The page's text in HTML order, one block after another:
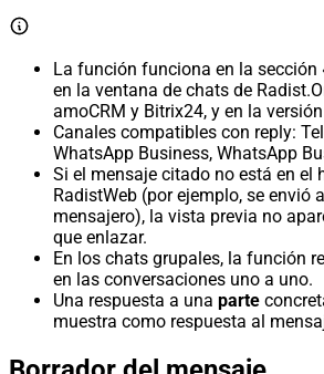
La función funciona en la sección
en la ventana de chats de
amoCRM y Bitrix24, y en la
Canales compatibles con reply:
WhatsApp Business, WhatsApp
Si el mensaje citado no está en el
RadistWeb (por ejemplo, se envió
mensajero), la vista previa no
que enlazar.
En los chats grupales, la función
en las conversaciones uno a uno.
Una respuesta a una parte
muestra como respuesta al